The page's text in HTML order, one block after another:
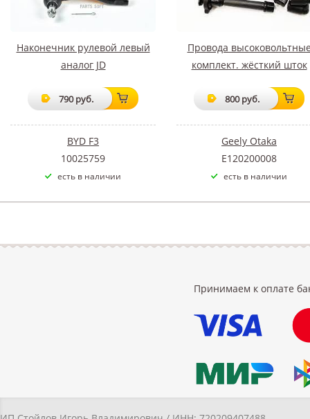
Наконечник рулевой левый
аналог JD
790 руб.
BYD F3
10025759
есть в наличии
Провода
комплект. жёсткий шток
800 руб.
Geely Otaka
E120200008
есть в наличии
Принимаем к оплате